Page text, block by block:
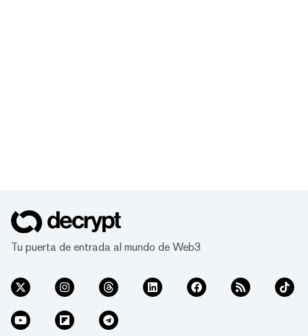
Tu puerta de entrada al mundo de Web3